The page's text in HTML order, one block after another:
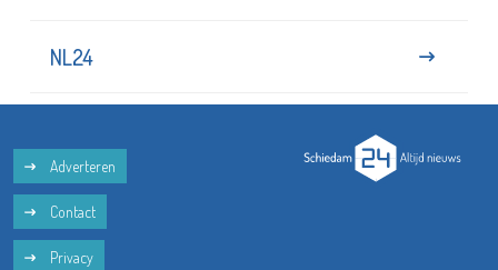
NL24
Adverteren
Contact
Privacy